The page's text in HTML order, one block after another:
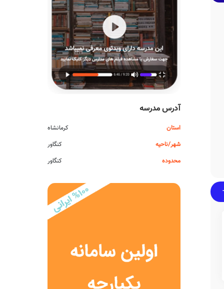
آدرس مدرسه
استان
کرمانشاه
شهر/ناحیه
کنگاور
محدوده
کنگاور